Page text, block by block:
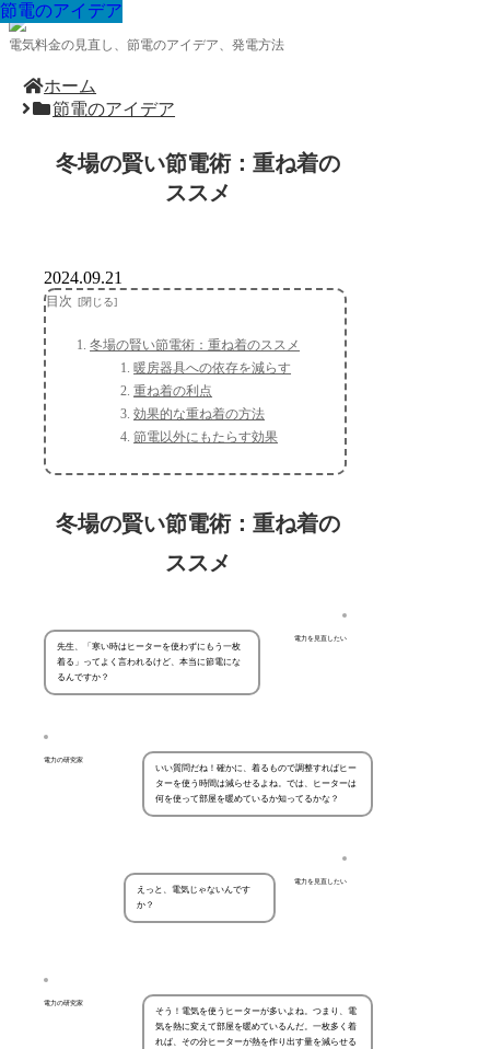
電気料金の見直し、節電のアイデア、発電方法
ホーム
節電のアイデア
冬場の賢い節電術：重ね着の
ススメ
節電のアイデア
2024.09.21
目次
冬場の賢い節電術：重ね着のススメ
暖房器具への依存を減らす
重ね着の利点
効果的な重ね着の方法
節電以外にもたらす効果
冬場の賢い節電術：重ね着の
ススメ
電力を見直したい
先生、「寒い時はヒーターを使わずにもう一枚
着る」ってよく言われるけど、本当に節電にな
るんですか？
電力の研究家
いい質問だね！確かに、着るもので調整すればヒー
ターを使う時間は減らせるよね。では、ヒーターは
何を使って部屋を暖めているか知ってるかな？
電力を見直したい
えっと、電気じゃないんです
か？
電力の研究家
そう！電気を使うヒーターが多いよね。つまり、電
気を熱に変えて部屋を暖めているんだ。一枚多く着
れば、その分ヒーターが熱を作り出す量を減らせる
節電のアイデア
節電のアイデア
節電のアイデア
節電のアイデア
節電のアイデア
節電のアイデア
節電のアイデア
節電のアイデア